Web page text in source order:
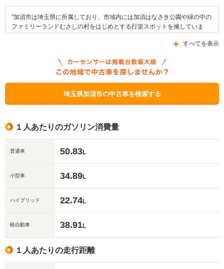
"加須市は埼玉県に所属しており、市域内には加須はなさき公園や緑の中の
ファミリーランドむさしの村をはじめとする行楽スポットを擁していま
施設としてその名を挙げることができます。地域で行われるイベントとし
菩薩大祭を挙げることができ、手打ちうどんや塩あんびんなどが地域の名
産品として挙げられます。国道122号線や国道125号線、あるいは県道46
号線といった幹線道路が通る加須市には、東武鉄道伊勢崎線といった鉄道
路線の駅が設置されています。なお、この市内に存在する補助金制度とし
います。"
すべてを表示
埼玉県加須市の中古車を検索する
１人あたりのガソリン消費量
普通車 50.83L
小型車 34.89L
ハイブリッド 22.74L
軽自動車 38.91L
１人あたりの走行距離